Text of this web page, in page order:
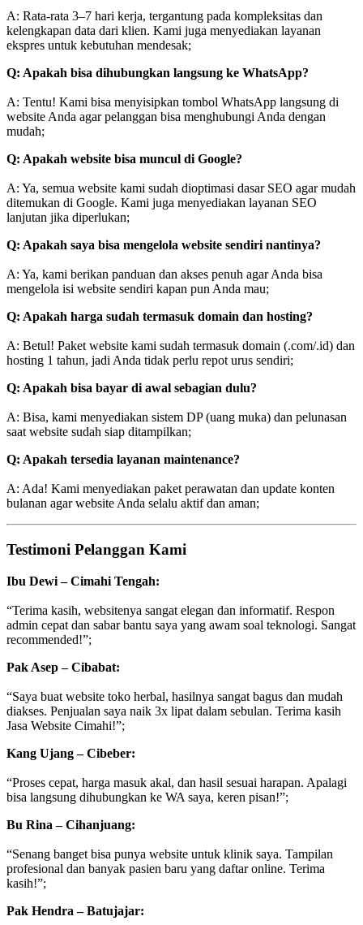
A: Rata-rata 3–7 hari kerja, tergantung pada kompleksitas dan
kelengkapan data dari klien. Kami juga menyediakan layanan
ekspres untuk kebutuhan mendesak;
Q: Apakah bisa dihubungkan langsung ke WhatsApp?
A: Tentu! Kami bisa menyisipkan tombol WhatsApp langsung di
website Anda agar pelanggan bisa menghubungi Anda dengan
mudah;
Q: Apakah website bisa muncul di Google?
A: Ya, semua website kami sudah dioptimasi dasar SEO agar mudah
ditemukan di Google. Kami juga menyediakan layanan SEO
lanjutan jika diperlukan;
Q: Apakah saya bisa mengelola website sendiri nantinya?
A: Ya, kami berikan panduan dan akses penuh agar Anda bisa
mengelola isi website sendiri kapan pun Anda mau;
Q: Apakah harga sudah termasuk domain dan hosting?
A: Betul! Paket website kami sudah termasuk domain (.com/.id) dan
hosting 1 tahun, jadi Anda tidak perlu repot urus sendiri;
Q: Apakah bisa bayar di awal sebagian dulu?
A: Bisa, kami menyediakan sistem DP (uang muka) dan pelunasan
saat website sudah siap ditampilkan;
Q: Apakah tersedia layanan maintenance?
A: Ada! Kami menyediakan paket perawatan dan update konten
bulanan agar website Anda selalu aktif dan aman;
Testimoni Pelanggan Kami
Ibu Dewi – Cimahi Tengah:
“Terima kasih, websitenya sangat elegan dan informatif. Respon
admin cepat dan sabar bantu saya yang awam soal teknologi. Sangat
recommended!”;
Pak Asep – Cibabat:
“Saya buat website toko herbal, hasilnya sangat bagus dan mudah
diakses. Penjualan saya naik 3x lipat dalam sebulan. Terima kasih
Jasa Website Cimahi!”;
Kang Ujang – Cibeber:
“Proses cepat, harga masuk akal, dan hasil sesuai harapan. Apalagi
bisa langsung dihubungkan ke WA saya, keren pisan!”;
Bu Rina – Cihanjuang:
“Senang banget bisa punya website untuk klinik saya. Tampilan
profesional dan banyak pasien baru yang daftar online. Terima
kasih!”;
Pak Hendra – Batujajar: